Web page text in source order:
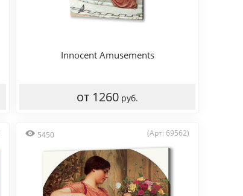
Innocent Amusements
от 1260 руб.
5450 (Арт: 69562)